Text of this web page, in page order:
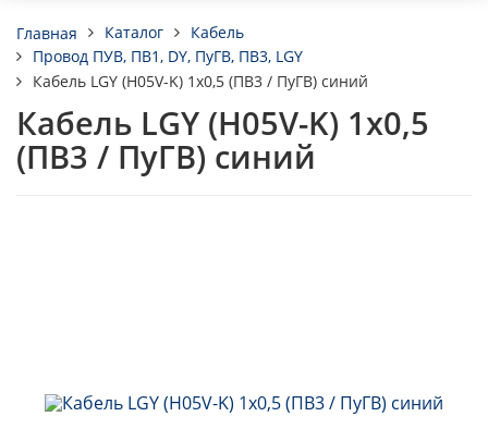
Главная Каталог
Кабель
Провод ПУВ, ПВ1, DY, ПуГВ, ПВ3, LGY
Кабель LGY (H05V-K) 1х0,5 (ПВ3 / ПуГВ) синий
Кабель LGY (H05V-K) 1х0,5
(ПВ3 / ПуГВ) синий